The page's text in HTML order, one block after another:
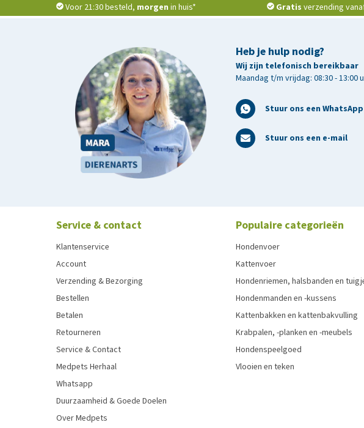
Voor 21:30 besteld, morgen in huis* Gratis verzending
Heb je hulp nodig?
Wij zijn telefonisch bereikbaar
Maandag t/m vrijdag: 08:30 - 13:00
Stuur ons een
Stuur ons een e-mail
Service & contact
Klantenservice
Account
Verzending & Bezorging
Bestellen
Betalen
Retourneren
Service & Contact
Medpets Herhaal
Whatsapp
Duurzaamheid & Goede Doelen
Over Medpets
Populaire categorieën
Hondenvoer
Kattenvoer
Hondenriemen, halsbanden en
Hondenmanden en -kussens
Kattenbakken en kattenbakvulling
Krabpalen, -planken en -meubels
Hondenspeelgoed
Vlooien en teken